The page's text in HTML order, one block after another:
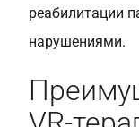
реабилитации
нарушениями.